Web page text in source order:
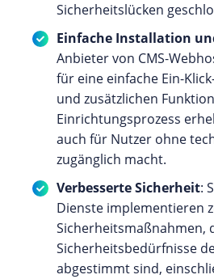
Sicherheitslücken
Einfache Installation
Anbieter von CMS-
für eine einfache Ein-
und zusätzlichen
Einrichtungsprozess
auch für Nutzer ohne
zugänglich macht.
Verbesserte Sicherheit:
Dienste implementieren
Sicherheitsmaßnahmen,
Sicherheitsbedürfnisse
abgestimmt sind,